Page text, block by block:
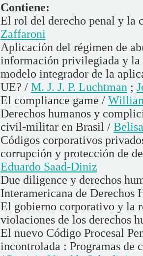
Contiene:
El rol del derecho penal y la
Zaffaroni
Aplicación del régimen de
información privilegiada y
modelo integrador de la
UE? / M. J. J. P. Luchtman ;
El compliance game /
Derechos humanos y
civil-militar en Brasil /
Códigos corporativos
corrupción y protección de
Eduardo Saad-Diniz
Due diligence y derechos
Interamericana de Derechos
El gobierno corporativo y la
violaciones de los derechos
El nuevo Código Procesal
incontrolada : Programas de